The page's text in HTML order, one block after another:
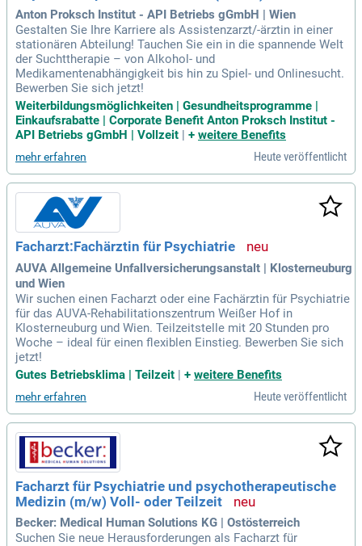
Anton Proksch Institut - API Betriebs gGmbH | Wien
Gestalten Sie Ihre Karriere als Assistenzarzt/-ärztin in einer
stationären Abteilung! Tauchen Sie ein in die spannende Welt
der Suchttherapie – von Alkohol- und
Medikamentenabhängigkeit bis hin zu Spiel- und Onlinesucht.
Bewerben Sie sich jetzt!
Weiterbildungsmöglichkeiten | Gesundheitsprogramme |
Einkaufsrabatte | Corporate Benefit Anton Proksch Institut -
API Betriebs gGmbH | Vollzeit
+ weitere Benefits
mehr erfahren Heute veröffentlicht
Facharzt:Fachärztin für Psychiatrie
AUVA Allgemeine Unfallversicherungsanstalt | Klosterneuburg
und Wien
Wir suchen einen Facharzt oder eine Fachärztin für Psychiatrie
für das AUVA-Rehabilitationszentrum Weißer Hof in
Klosterneuburg und Wien. Teilzeitstelle mit 20 Stunden pro
Woche – ideal für einen flexiblen Einstieg. Bewerben Sie sich
jetzt!
Gutes Betriebsklima | Teilzeit | + weitere Benefits
mehr erfahren Heute veröffentlicht
Facharzt für Psychiatrie und psychotherapeutische
Medizin (m/w) Voll- oder Teilzeit
Becker: Medical Human Solutions KG | Ostösterreich
Suchen Sie neue Herausforderungen als Facharzt für